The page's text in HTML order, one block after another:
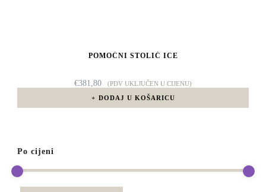
POMOĆNI STOLIĆ ICE
€381,80
(PDV UKLJUČEN U CIJENU)
DODAJ U KOŠARICU
Po cijeni